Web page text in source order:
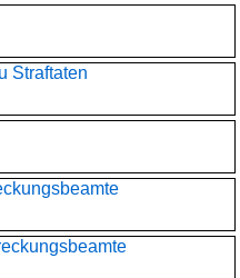
Straftaten